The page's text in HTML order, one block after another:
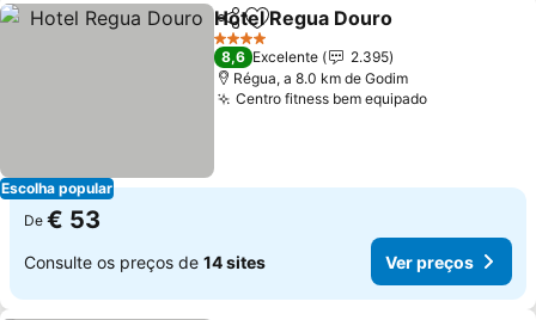
Escolha popular
PartilharAdicionar aos favoritos
Hotel Regua Douro
4 Estrelas
8,6 Excelente
2.395
Régua, a 8.0 km de Godim
Centro fitness bem equipadoVer preços
De € 53
Consulte os preços de 14 sites Ver preços